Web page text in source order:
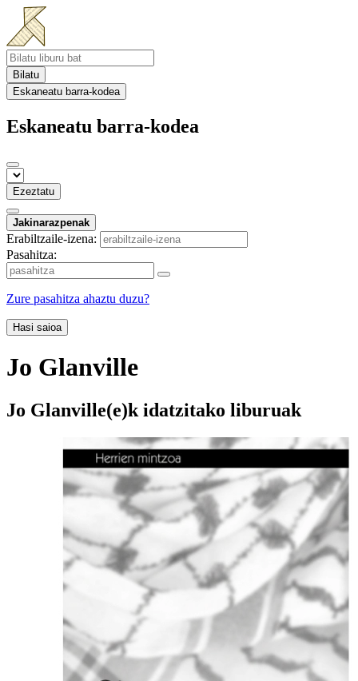
Bilatu
Eskaneatu barra-kodea
Eskaneatu barra-kodea
Ezeztatu
Jakinarazpenak
Erabiltzaile-izena:
Pasahitza:
Zure pasahitza ahaztu duzu?
Hasi saioa
Jo Glanville
Jo Glanville(e)k idatzitako liburuak